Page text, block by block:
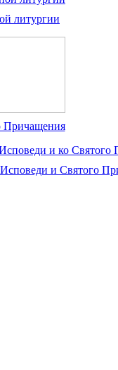
литургии
Причащения
и Святого